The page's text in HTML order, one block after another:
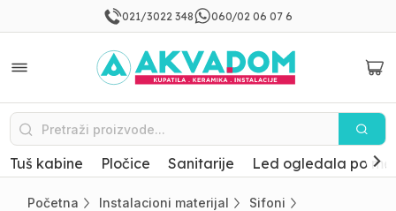
021/3022 348 060/02 06 07 6
Tuš kabine Pločice Sanitarije Led ogledala po
Početna Instalacioni materijal
Sifoni